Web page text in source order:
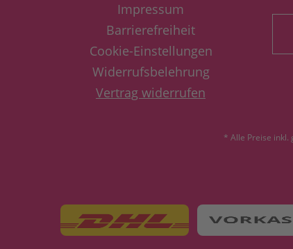
Impressum
Barrierefreiheit
Cookie-Einstellungen
Widerrufsbelehrung
Vertrag widerrufen
* Alle Preise inkl.